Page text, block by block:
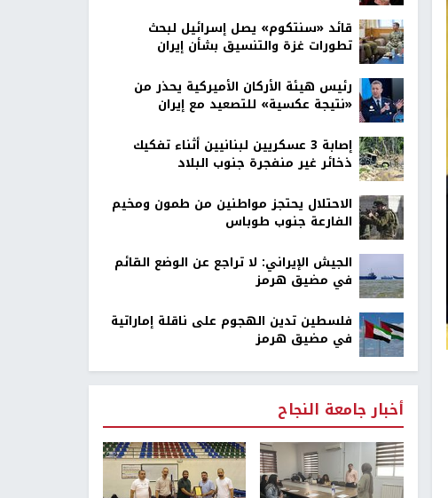
قائد «سنتكوم» يصل إسرائيل لبحث
تطورات غزة والتنسيق بشأن إيران
رئيس هيئة الأركان الأميركية يحذر من
«نتيجة عكسية» للتصعيد مع إيران
إصابة 3 عسكريين لبنانيين أثناء تفكيك
ذخائر غير منفجرة جنوب البلاد
الاحتلال يحتجز مواطنين من طمون ومخيم
الفارعة جنوب طوباس
الجيش الإيراني: لا تراجع عن الوضع القائم
في مضيق هرمز
فلسطين تدين الهجوم على ناقلة إماراتية
في مضيق هرمز
أخبار جامعة النجاح